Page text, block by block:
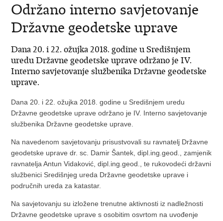
Održano interno savjetovanje
Državne geodetske uprave
Dana 20. i 22. ožujka 2018. godine u Središnjem
uredu Državne geodetske uprave održano je IV.
Interno savjetovanje službenika Državne geodetske
uprave.
Dana 20. i 22. ožujka 2018. godine u Središnjem uredu
Državne geodetske uprave održano je IV. Interno savjetovanje
službenika Državne geodetske uprave.
Na navedenom savjetovanju prisustvovali su ravnatelj Državne
geodetske uprave dr. sc. Damir Šantek, dipl.ing.geod., zamjenik
ravnatelja Antun Vidaković, dipl.ing.geod., te rukovodeći državni
službenici Središnjeg ureda Državne geodetske uprave i
područnih ureda za katastar.
Na savjetovanju su izložene trenutne aktivnosti iz nadležnosti
Državne geodetske uprave s osobitim osvrtom na uvođenje